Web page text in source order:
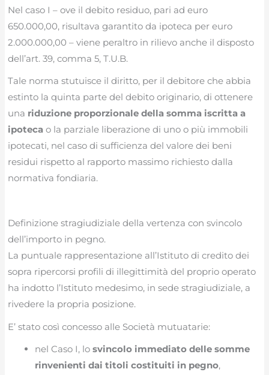
Nel caso I – ove il debito residuo, pari ad euro
650.000,00, risultava garantito da ipoteca per euro
2.000.000,00 – viene peraltro in rilievo anche il disposto
dell’art. 39, comma 5, T.U.B.
Tale norma stutuisce il diritto, per il debitore che abbia
estinto la quinta parte del debito originario, di ottenere
una riduzione proporzionale della somma iscritta a
ipoteca o la parziale liberazione di uno o più immobili
ipotecati, nel caso di sufficienza del valore dei beni
residui rispetto al rapporto massimo richiesto dalla
normativa fondiaria.
Definizione stragiudiziale della vertenza con svincolo
dell’importo in pegno.
La puntuale rappresentazione all’Istituto di credito dei
sopra ripercorsi profili di illegittimità del proprio operato
ha indotto l’Istituto medesimo, in sede stragiudiziale, a
rivedere la propria posizione.
E’ stato così concesso alle Società mutuatarie:
nel Caso I, losvincolo immediato delle somme
rinvenienti dai titoli costituiti in pegno,